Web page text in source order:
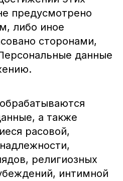
предусмотрено
либо иное
сторонами,
данные
а также
расовой,
религиозных
интимной